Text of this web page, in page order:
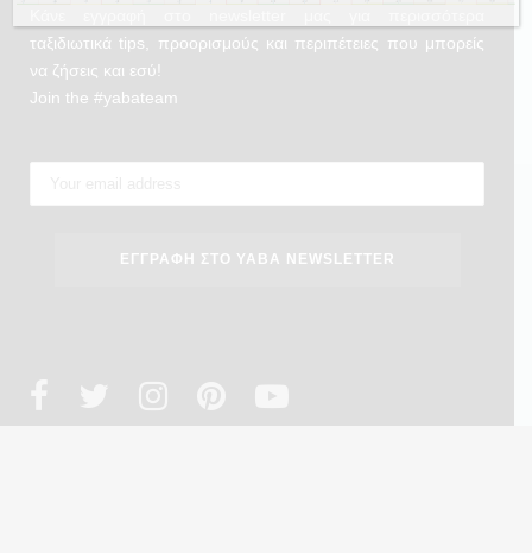
ταξιδιωτικά tips, προορισμούς και περιπέτειες που μπορείς
να ζήσεις και εσύ!
Join the #yabateam